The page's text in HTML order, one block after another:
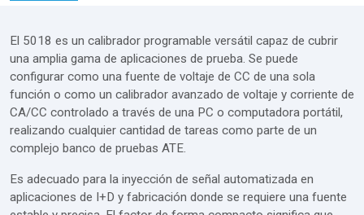
El 5018 es un calibrador programable versátil capaz de cubrir
una amplia gama de aplicaciones de prueba. Se puede
configurar como una fuente de voltaje de CC de una sola
función o como un calibrador avanzado de voltaje y corriente de
CA/CC controlado a través de una PC o computadora portátil,
realizando cualquier cantidad de tareas como parte de un
complejo banco de pruebas ATE.
Es adecuado para la inyección de señal automatizada en
aplicaciones de I+D y fabricación donde se requiere una fuente